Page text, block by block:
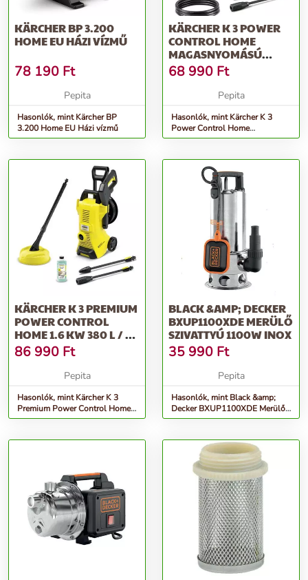
KÄRCHER BP 3.200
HOME EU HÁZI VÍZMŰ
78 190 Ft
Pepita
Hasonlók, mint Kärcher BP
3.200 Home EU Házi vízmű
KÄRCHER K 3 POWER
CONTROL HOME
MAGASNYOMÁSÚ
MOSÓ
68 990 Ft
Pepita
Hasonlók, mint Kärcher K 3
Power Control Home
magasnyomású mosó
KÄRCHER K 3 PREMIUM
POWER CONTROL
HOME 1.6 KW 380 L / H
NAGYNYOMÁSÚ MOSÓ
86 990 Ft
Pepita
Hasonlók, mint Kärcher K 3
Premium Power Control Home
1.6 kW 380 l / h Nagynyomású
BLACK &AMP; DECKER
BXUP1100XDE MERÜLŐ
SZIVATTYÚ 1100W INOX
35 990 Ft
Pepita
Hasonlók, mint Black &amp;
Decker BXUP1100XDE Merülő
szivattyú 1100W Inox